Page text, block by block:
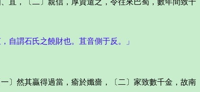
謂石氏之饒財也。苴音側于反。」
然其贏得過當，瘉於孅嗇，〔二〕家致數千金，故南